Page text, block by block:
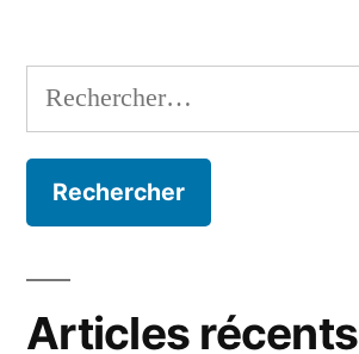
Rechercher :
Articles récents